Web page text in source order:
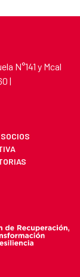
N°141 y Mcal
|